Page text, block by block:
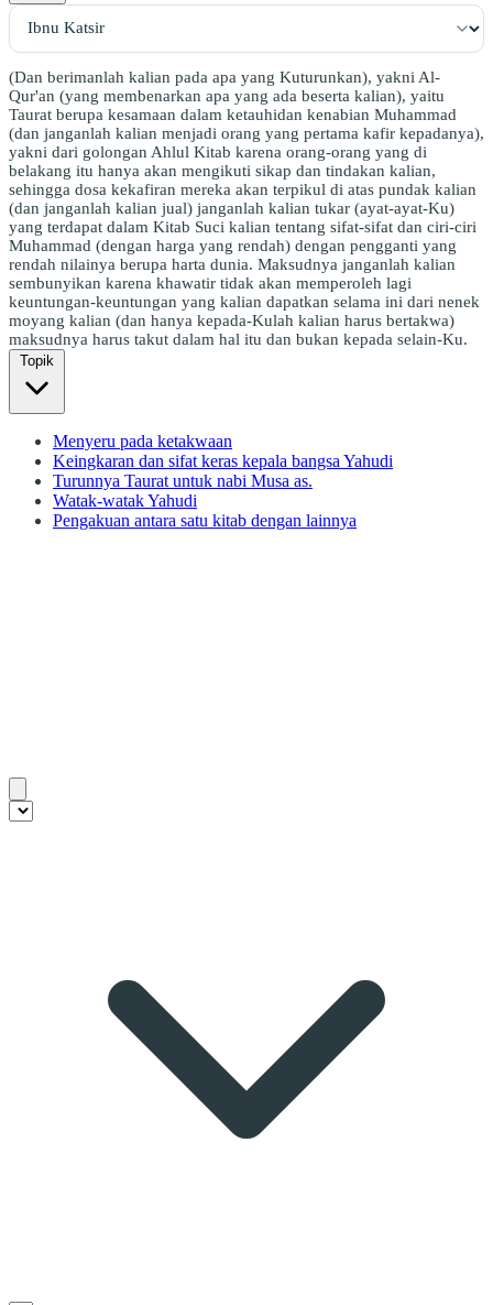
(Dan berimanlah kalian pada apa yang Kuturunkan), yakni Al-
Qur'an (yang membenarkan apa yang ada beserta kalian), yaitu
Taurat berupa kesamaan dalam ketauhidan kenabian Muhammad
(dan janganlah kalian menjadi orang yang pertama kafir kepadanya),
yakni dari golongan Ahlul Kitab karena orang-orang yang di
belakang itu hanya akan mengikuti sikap dan tindakan kalian,
sehingga dosa kekafiran mereka akan terpikul di atas pundak kalian
(dan janganlah kalian jual) janganlah kalian tukar (ayat-ayat-Ku)
yang terdapat dalam Kitab Suci kalian tentang sifat-sifat dan ciri-ciri
Muhammad (dengan harga yang rendah) dengan pengganti yang
rendah nilainya berupa harta dunia. Maksudnya janganlah kalian
sembunyikan karena khawatir tidak akan memperoleh lagi
keuntungan-keuntungan yang kalian dapatkan selama ini dari nenek
moyang kalian (dan hanya kepada-Kulah kalian harus bertakwa)
maksudnya harus takut dalam hal itu dan bukan kepada selain-Ku.
Topik
Menyeru pada ketakwaan
Keingkaran dan sifat keras kepala bangsa Yahudi
Turunnya Taurat untuk nabi Musa as.
Watak-watak Yahudi
Pengakuan antara satu kitab dengan lainnya